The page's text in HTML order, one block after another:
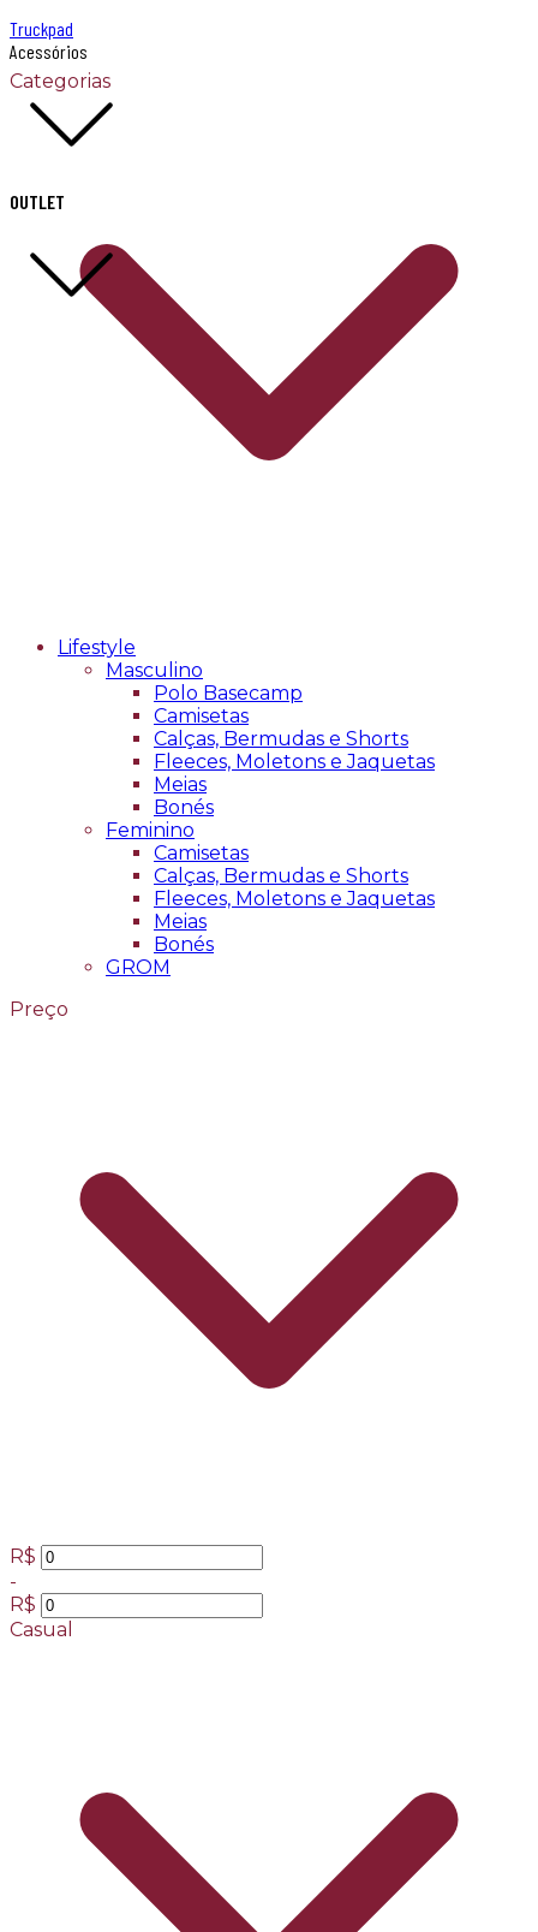
Truckpad
Acessórios
OUTLET
Categorias
Lifestyle
Masculino
Polo Basecamp
Camisetas
Calças, Bermudas e Shorts
Fleeces, Moletons e Jaquetas
Meias
Bonés
Feminino
Camisetas
Calças, Bermudas e Shorts
Fleeces, Moletons e Jaquetas
Meias
Bonés
GROM
Preço
R$
-
R$
Casual